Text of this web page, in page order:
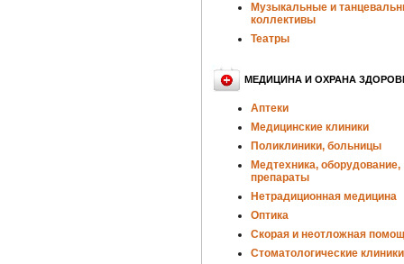
Музыкальные и
коллективы
Театры
МЕДИЦИНА И ОХРАНА
Аптеки
Медицинские клиники
Поликлиники, больницы
Медтехника, оборудование,
препараты
Нетрадиционная медицина
Оптика
Скорая и неотложная
Стоматологические клиники